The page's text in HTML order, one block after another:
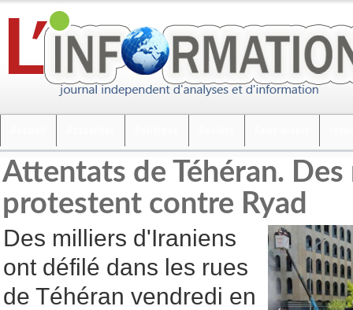
Attentats de Téhéran. Des
protestent contre Ryad
Des milliers d'Iraniens
ont défilé dans les rues
de Téhéran vendredi en